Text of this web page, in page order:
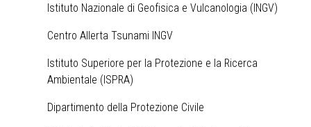
Istituto Nazionale di Geofisica e Vulcanologia (INGV)
Centro Allerta Tsunami INGV
Istituto Superiore per la Protezione e la Ricerca
Ambientale (ISPRA)
Dipartimento della Protezione Civile